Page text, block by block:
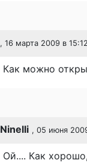
, 16 марта 2009 в 15:12
Как можно
Ninelli , 05 июня
Ой.... Как